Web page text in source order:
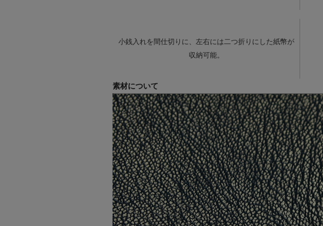
小銭入れを間仕切りに、左右には二つ折りにした紙幣が
収納可能。
素材について